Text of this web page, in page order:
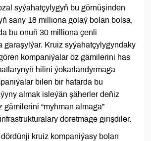
syýahatçylygyň bu görnüşinden
sany 18 milliona golaý bolan bolsa,
bu onuň 30 milliona çenli
garaşylýar. Kruiz syýahatçylygyndaky
kompaniýalar öz gämilerini has
hilini ýokarlandyrmaga
bilen bir hatarda bu
almak isleýän şäherler deňiz
gämilerini “myhman almaga”
döretmäge girişdiler.
kruiz kompaniýasy bolan